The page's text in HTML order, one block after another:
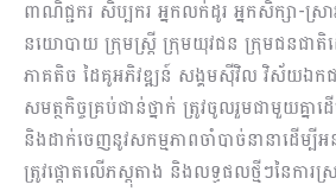
ពាណិជ្ជករ សិប្បករ អ្នកលក់ដូរ អ្នកសិក្សា-ស្រា
នយោបាយ ក្រុមស្ត្រី ក្រុមយុវជន ក្រុមជនជាតិ
ភាគតិច ដៃគូអភិវឌ្ឍន៍ សង្គមស៊ីវិល វិស័យឯកជ
សមត្ថកិច្ចគ្រប់ជាន់ថ្នាក់ ត្រូវចូលរួមជាមួយគ្នា
និងដាក់ចេញនូវសកម្មភាពចាំបាច់នានាដើម្បី
ត្រូវផ្តោតលើភស្តុតាង និងលទ្ធផលថ្មីៗនៃការស្រ